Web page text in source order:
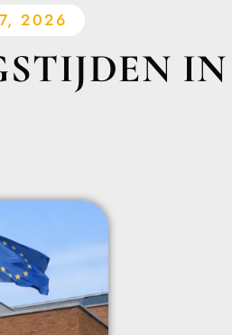
2026
IN